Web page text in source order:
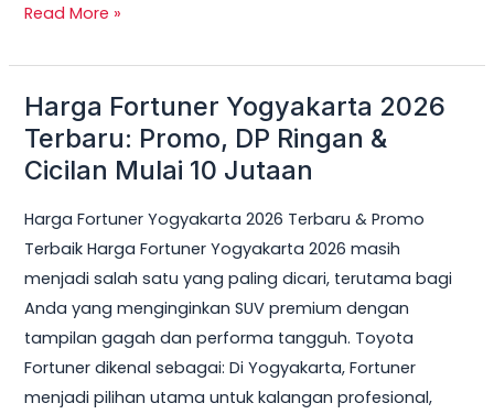
Read More »
Harga Fortuner Yogyakarta 2026
Terbaru: Promo, DP Ringan &
Cicilan Mulai 10 Jutaan
Harga Fortuner Yogyakarta 2026 Terbaru & Promo
Terbaik Harga Fortuner Yogyakarta 2026 masih
menjadi salah satu yang paling dicari, terutama bagi
Anda yang menginginkan SUV premium dengan
tampilan gagah dan performa tangguh. Toyota
Fortuner dikenal sebagai: Di Yogyakarta, Fortuner
menjadi pilihan utama untuk kalangan profesional,
Harga
Fortuner
Yogyakarta
Terbaru:
Promo,
DP
Ringan
&
Cicilan
Mulai